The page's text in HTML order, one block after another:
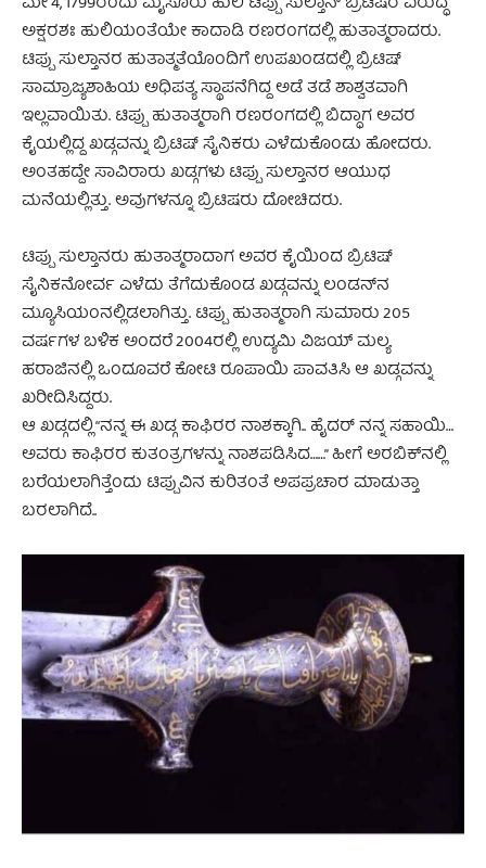
ಅಕ್ಷರಶಃ ಹುಲಿಯಂತೆಯೇ ಕಾದಾಡಿ ರಣರಂಗದಲ್ಲಿ ಹುತಾತ್ಮರಾದರು.
ಟಿಪ್ಪು ಸುಲ್ತಾನರ ಹುತಾತ್ಮತೆಯೊಂದಿಗೆ ಉಪಖಂಡದಲ್ಲಿ ಬ್ರಿಟಿಷ್
ಸಾಮ್ರಾಜ್ಯಶಾಹಿಯ ಅಧಿಪತ್ಯ ಸ್ಥಾಪನೆಗಿದ್ದ ಅಡೆ ತಡೆ ಶಾಶ್ವತವಾಗಿ
ಇಲ್ಲವಾಯಿತು. ಟಿಪ್ಪು ಹುತಾತ್ಮರಾಗಿ ರಣರಂಗದಲ್ಲಿ ಬಿದ್ಧಾಗ ಅವರ
ಕೈಯಲ್ಲಿದ್ದ ಖಡ್ಗವನ್ನು ಬ್ರಿಟಿಷ್ ಸೈನಿಕರು ಎಳೆದುಕೊಂಡು ಹೋದರು.
ಅಂತಹದ್ದೇ ಸಾವಿರಾರು ಖಡ್ಗಗಳು ಟಿಪ್ಪು ಸುಲ್ತಾನರ ಆಯುಧ
ಮನೆಯಲ್ಲಿತ್ತು. ಅವುಗಳನ್ನೂ ಬ್ರಿಟಿಷರು ದೋಚಿದರು.
ಟಿಪ್ಪು ಸುಲ್ತಾನರು ಹುತಾತ್ಮರಾದಾಗ ಅವರ ಕೈಯಿಂದ ಬ್ರಿಟಿಷ್
ಸೈನಿಕನೋರ್ವ ಎಳೆದು ತೆಗೆದುಕೊಂಡ ಖಡ್ಗವನ್ನು ಲಂಡನ್‌ನ
ಮ್ಯೂಸಿಯಂ‌ನಲ್ಲಿಡಲಾಗಿತ್ತು. ಟಿಪ್ಪು ಹುತಾತ್ಮರಾಗಿ ಸುಮಾರು 205
ವರ್ಷಗಳ ಬಳಿಕ ಅಂದರೆ 2004ರಲ್ಲಿ ಉದ್ಯಮಿ ವಿಜಯ್ ಮಲ್ಯ
ಹರಾಜಿನಲ್ಲಿ ಒಂದೂವರೆ ಕೋಟಿ ರೂಪಾಯಿ ಪಾವತಿಸಿ ಆ ಖಡ್ಗವನ್ನು
ಖರೀದಿಸಿದ್ದರು.
ಆ ಖಡ್ಗದಲ್ಲಿ “ನನ್ನ ಈ ಖಡ್ಗ ಕಾಫಿರರ ನಾಶಕ್ಕಾಗಿ.. ಹೈದರ್ ನನ್ನ ಸಹಾಯಿ…
ಅವರು ಕಾಫಿರರ ಕುತಂತ್ರಗಳನ್ನು ನಾಶಪಡಿಸಿದ……” ಹೀಗೆ ಅರಬಿಕ್‌ನಲ್ಲಿ
ಬರೆಯಲಾಗಿತ್ತೆಂದು ಟಿಪ್ಪುವಿನ ಕುರಿತಂತೆ ಅಪಪ್ರಚಾರ ಮಾಡುತ್ತಾ
ಬರಲಾಗಿದೆ..